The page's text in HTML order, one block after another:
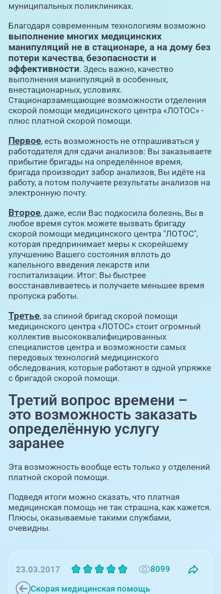
муниципальных поликлиниках.
Благодаря современным технологиям возможно
выполнение многих медицинских
манипуляций не в стационаре, а на дому без
потери качества, безопасности и
эффективности. Здесь важно, качество
выполнения манипуляций в особенных,
внестационарных, условиях.
Стационарзамещающие возможности отделения
скорой помощи медицинского центра «ЛОТОС» -
плюс платной скорой помощи.
Первое, есть возможность не отпрашиваться у
работодателя для сдачи анализов: Вы заказываете
прибытие бригады на определённое время,
бригада производит забор анализов, Вы идёте на
работу, а потом получаете результаты анализов на
электронную почту.
Второе, даже, если Вас подкосила болезнь, Вы в
любое время суток можете вызвать бригаду
скорой помощи медицинского центра "ЛОТОС",
которая предпринимает меры к скорейшему
улучшению Вашего состояния вплоть до
капельного введения лекарств или
госпитализации. Итог: Вы быстрее
восстанавливаетесь и получаете меньшее время
пропуска работы.
Третье, за спиной бригад скорой помощи
медицинского центра «ЛОТОС» стоит огромный
коллектив высококвалифицированных
специалистов центра и возможности самых
передовых технологий медицинского
обследования, которые работают в одной упряжке
с бригадой скорой помощи.
Третий вопрос времени –
это возможность заказать
определённую услугу
заранее
Эта возможность вообще есть только у отделений
платной скорой помощи.
Подведя итоги можно сказать, что платная
медицинская помощь не так страшна, как кажется.
Плюсы, оказываемые такими службами,
очевидны.
Скорая медицинская помощь
23.03.2017 8099